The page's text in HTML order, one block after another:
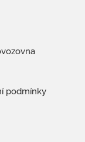
podmínky